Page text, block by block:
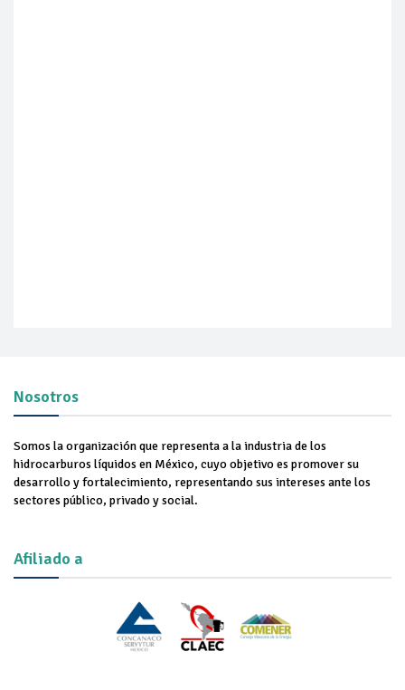
Nosotros
Somos la organización que representa a la industria de los
hidrocarburos líquidos en México, cuyo objetivo es promover su
desarrollo y fortalecimiento, representando sus intereses ante los
sectores público, privado y social.
Afiliado a